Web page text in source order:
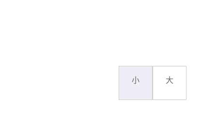
小 大